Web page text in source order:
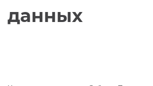
данных